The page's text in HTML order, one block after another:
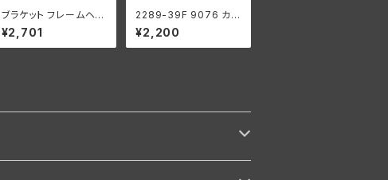
ブラケット フレームヘッ
ド ステアリングダンパー
ハーレー 1941-1945
年 EL FL UL
¥2,701
2289-39F 9076 カウ
ンターシャフト ロングロ
ーラー 1ギアボックス用
.0004オーバーサイズ
¥2,200